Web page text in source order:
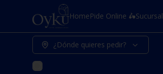
HomePide Online 🛵Sucursal
¿Dónde quieres pedir?